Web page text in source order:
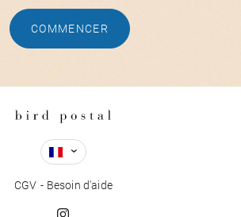
COMMENCER
CGV Besoin d'aide